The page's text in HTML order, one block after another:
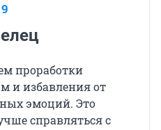
9
проработки
и избавления от
эмоций. Это
справляться с